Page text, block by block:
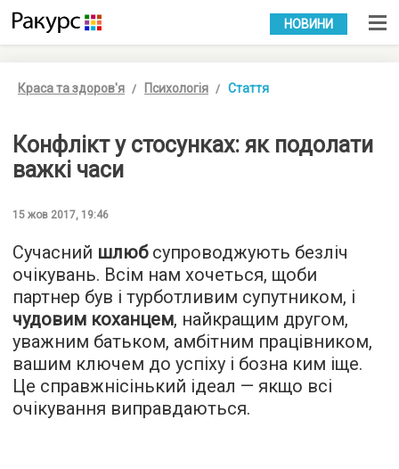
УКР РУС
НОВИНИ
Краса та здоров'я Психологія Стаття
Конфлікт у стосунках: як подолати
важкі часи
15 жов 2017, 19:46
Сучасний шлюбсупроводжують безліч
очікувань. Всім нам хочеться, щоби
партнер був і турботливим супутником, і
чудовим коханцем, найкращим другом,
уважним батьком, амбітним працівником,
вашим ключем до успіху і бозна ким іще.
Це справжнісінький ідеал — якщо всі
очікування виправдаються.